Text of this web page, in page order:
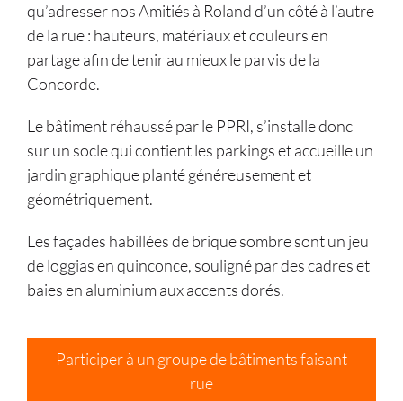
qu’adresser nos Amitiés à Roland d’un côté à l’autre
de la rue : hauteurs, matériaux et couleurs en
partage afin de tenir au mieux le parvis de la
Concorde.
Le bâtiment réhaussé par le PPRI, s’installe donc
sur un socle qui contient les parkings et accueille un
jardin graphique planté généreusement et
géométriquement.
Les façades habillées de brique sombre sont un jeu
de loggias en quinconce, souligné par des cadres et
baies en aluminium aux accents dorés.
Participer à un groupe de bâtiments faisant
rue